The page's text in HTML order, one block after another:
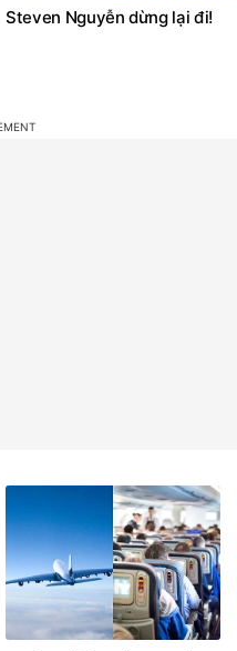
Steven Nguyễn dừng lại đi!